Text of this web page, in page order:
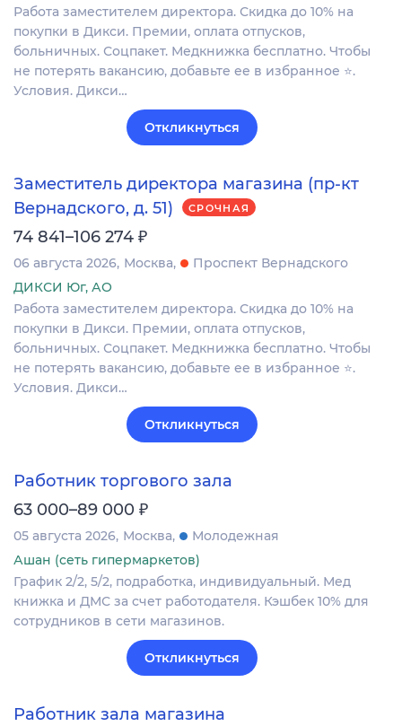
Работа заместителем директора. Скидка до 10% на
покупки в Дикси. Премии, оплата отпусков,
больничных. Соцпакет. Медкнижка бесплатно. Чтобы
не потерять вакансию, добавьте ее в избранное ⭐.
Условия. Дикси…
Откликнуться
Заместитель директора магазина (пр-кт
Вернадского, д. 51)
СРОЧНАЯ
74 841–106 274 ₽
06 августа 2026 Москва
Проспект Вернадского
ДИКСИ Юг, АО
Работа заместителем директора. Скидка до 10% на
покупки в Дикси. Премии, оплата отпусков,
больничных. Соцпакет. Медкнижка бесплатно. Чтобы
не потерять вакансию, добавьте ее в избранное ⭐.
Условия. Дикси…
Откликнуться
Работник торгового зала
63 000–89 000 ₽
05 августа 2026 Москва
Молодежная
Ашан (сеть гипермаркетов)
График 2/2, 5/2, подработка, индивидуальный. Мед
книжка и ДМС за счет работодателя. Кэшбек 10% для
сотрудников в сети магазинов.
Откликнуться
Работник зала магазина